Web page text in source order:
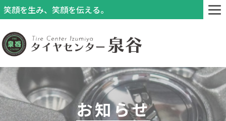
笑顔を生み、笑顔を伝える。
お知らせ